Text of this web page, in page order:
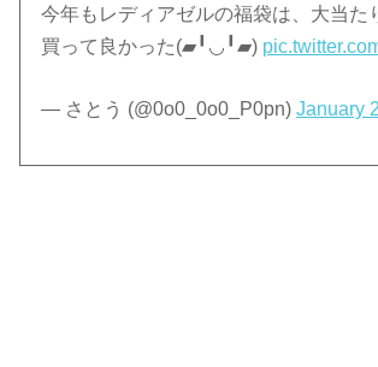
今年もレディアゼルの福袋は、大当た
買って良かった(▰╹◡╹▰)
— さとう (@0o0_0o0_P0pn)January